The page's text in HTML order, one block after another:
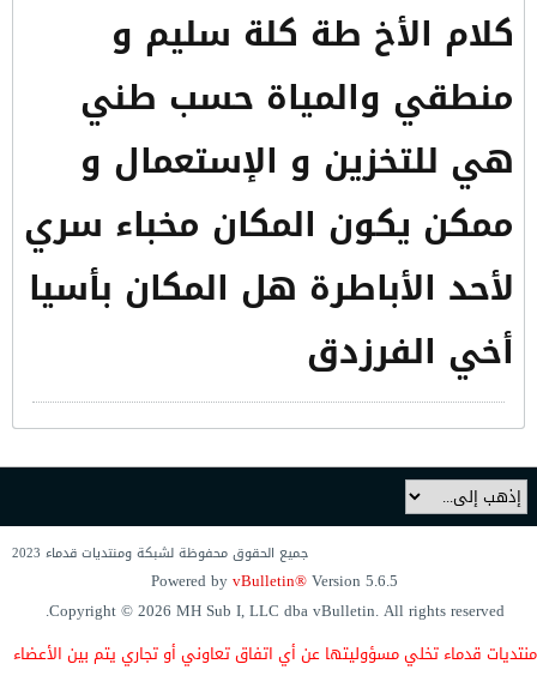
كلام الأخ طة كلة سليم و
منطقي والمياة حسب طني
هي للتخزين و الإستعمال و
ممكن يكون المكان مخباء سري
لأحد الأباطرة هل المكان بأسيا
أخي الفرزدق
جميع الحقوق محفوظة لشبكة ومنتديات قدماء 2023
Powered byvBulletin®Version 5.6.5
Copyright © 2026 MH Sub I, LLC dba vBulletin. All rights reserved.
منتديات قدماءتخلي مسؤوليتها عن أي اتفاقتعاوني أو تجاري يتم بين الأعضاء